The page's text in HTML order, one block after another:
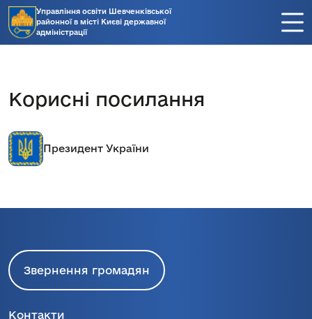
Управління освіти Шевченківської
районної в місті Києві державної
адміністрації
Корисні посилання
Президент України
Звернення громадян
Контакти